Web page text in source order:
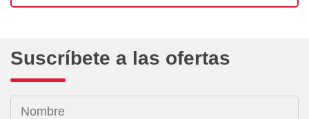
Suscríbete a las ofertas
Nombre